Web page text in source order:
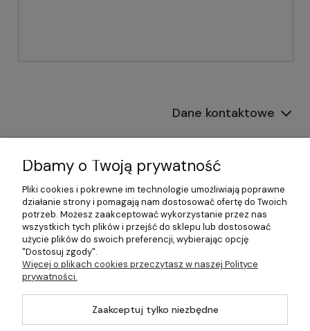
Dane kontaktowe
Informacje
Płatności i dostawa
Pomoc
Moje konto
©2026 Wszelkie Prawa Zastrzeżone | 499.pl - najlepszy sklep z
Dbamy o Twoją prywatność
Pliki cookies i pokrewne im technologie umożliwiają poprawne
działanie strony i pomagają nam dostosować ofertę do Twoich
potrzeb. Możesz zaakceptować wykorzystanie przez nas
wszystkich tych plików i przejść do sklepu lub dostosować
użycie plików do swoich preferencji, wybierając opcję
"Dostosuj zgody".
Więcej o plikach cookies przeczytasz w naszej Polityce
prywatności.
Zaakceptuj tylko niezbędne